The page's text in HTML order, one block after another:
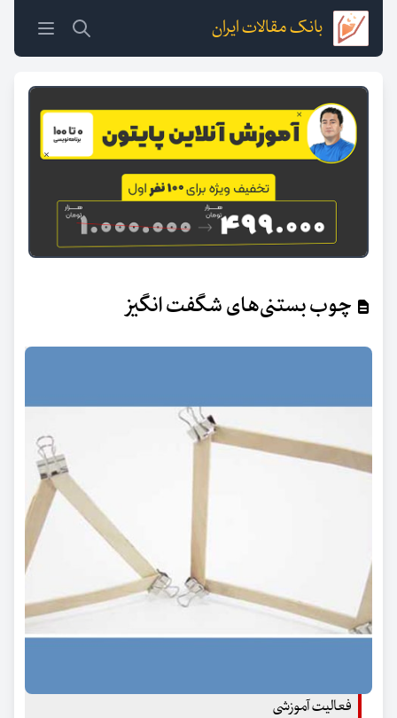
بانک مقالات ایران
چوب بستنی‌های شگفت انگیز
فعالیت آموزشی